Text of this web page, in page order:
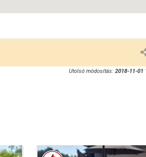
Utolsó módosítás: 2018-11-01